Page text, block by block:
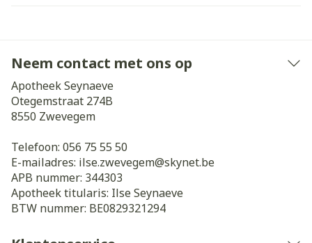
Neem contact met ons op
Apotheek Seynaeve
Otegemstraat 274B
8550 Zwevegem
Telefoon: 056 75 55 50
E-mailadres: ilse.zwevegem@skynet.be
APB nummer: 344303
Apotheek titularis: Ilse Seynaeve
BTW nummer: BE0829321294